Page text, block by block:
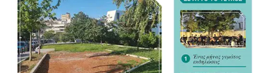
αρμόδιες αρχές. Έδωσαν καταθέσεις. Κατέθεσαν όσα
γνώριζαν και όσα είχαν δει και συνέβαλαν ουσιαστικά
ώστε η υπόθεση να πάρει τον δρόμο της Δικαιοσύνης. Και
αυτό έχει τεράστια σημασία.